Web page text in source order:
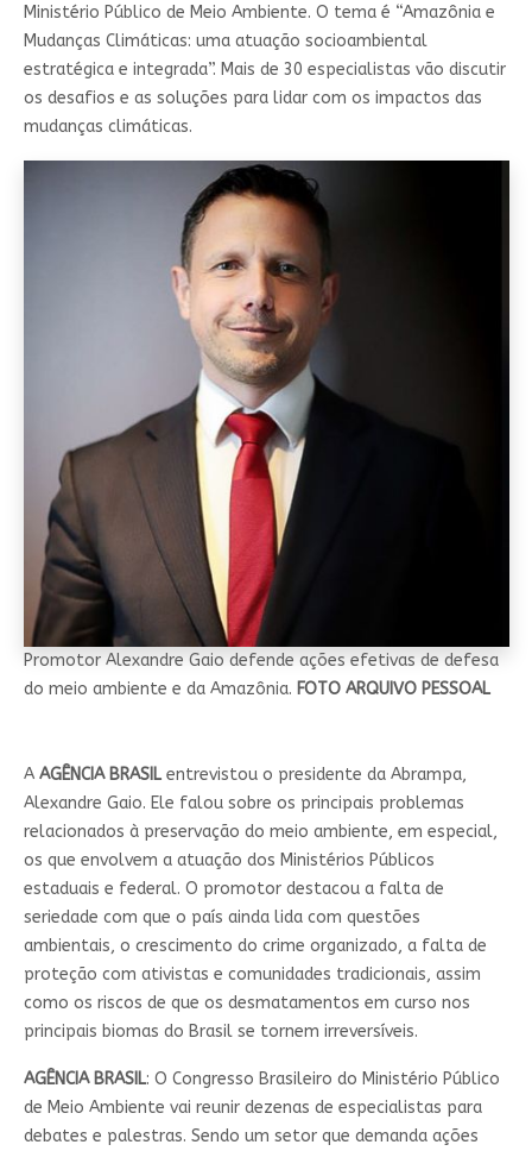
Ministério Público de Meio Ambiente. O tema é “Amazônia e
Mudanças Climáticas: uma atuação socioambiental
estratégica e integrada”. Mais de 30 especialistas vão discutir
os desafios e as soluções para lidar com os impactos das
mudanças climáticas.
Promotor Alexandre Gaio defende ações efetivas de defesa
do meio ambiente e da Amazônia. FOTO ARQUIVO PESSOAL
AAGÊNCIA BRASIL entrevistou o presidente da Abrampa,
Alexandre Gaio. Ele falou sobre os principais problemas
relacionados à preservação do meio ambiente, em especial,
os que envolvem a atuação dos Ministérios Públicos
estaduais e federal. O promotor destacou a falta de
seriedade com que o país ainda lida com questões
ambientais, o crescimento do crime organizado, a falta de
proteção com ativistas e comunidades tradicionais, assim
como os riscos de que os desmatamentos em curso nos
principais biomas do Brasil se tornem irreversíveis.
AGÊNCIA BRASIL: O Congresso Brasileiro do Ministério Público
de Meio Ambiente vai reunir dezenas de especialistas para
debates e palestras. Sendo um setor que demanda ações